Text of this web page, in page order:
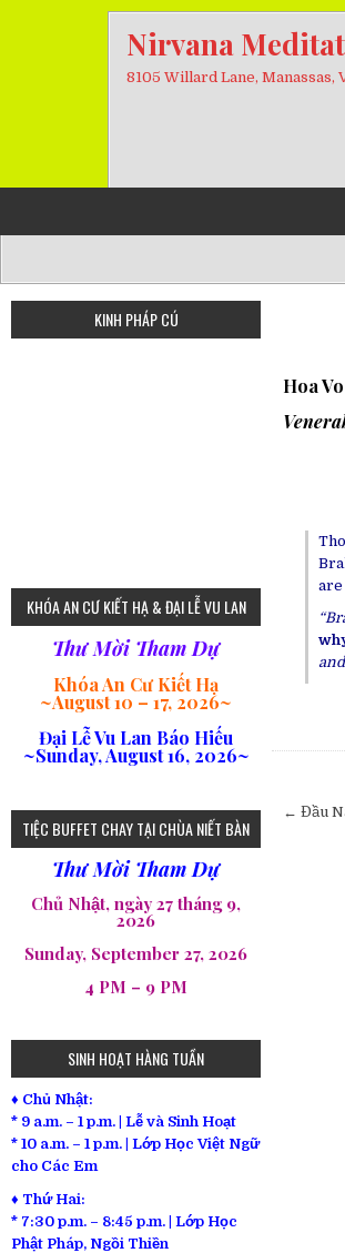
Nirvana
8105 Willard Lane, Manassas,
Hoa
are
← Đầu
KINH PHÁP CÚ
KHÓA AN CƯ KIẾT HẠ & ĐẠI LỄ VU LAN
Thư Mời Tham Dự
Khóa An Cư Kiết Hạ
~August 10 – 17, 2026~
Đại Lễ Vu Lan Báo Hiếu
~Sunday, August 16, 2026~
TIỆC BUFFET CHAY TẠI CHÙA NIẾT BÀN
Thư Mời Tham Dự
Chủ Nhật, ngày 27 tháng 9,
2026
Sunday, September 27, 2026
4 PM – 9 PM
SINH HOẠT HÀNG TUẦN
♦ Chủ Nhật:
* 9 a.m. – 1 p.m. | Lễ và Sinh Hoạt
* 10 a.m. – 1 p.m. | Lớp Học Việt Ngữ
cho Các Em
♦ Thứ Hai:
* 7:30 p.m. – 8:45 p.m. | Lớp Học
Phật Pháp, Ngồi Thiền